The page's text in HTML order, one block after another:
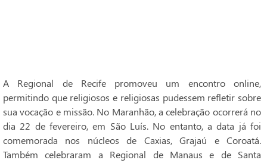
A Regional de Recife promoveu um encontro online,
permitindo que religiosos e religiosas pudessem refletir sobre
sua vocação e missão. No Maranhão, a celebração ocorrerá no
dia 22 de fevereiro, em São Luís. No entanto, a data já foi
comemorada nos núcleos de Caxias, Grajaú e Coroatá.
Também celebraram a Regional de Manaus e de Santa